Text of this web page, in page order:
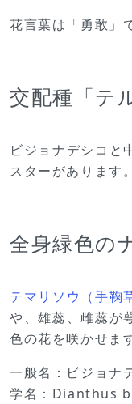
花言葉は「勇敢」
交配種「テ
ビジョナデシコと
スターがあります。
全身緑色の
テマリソウ（手鞠
や、雄蕊、雌蕊が
色の花を咲かせま
一般名：ビジョナ
学名：Dianthus